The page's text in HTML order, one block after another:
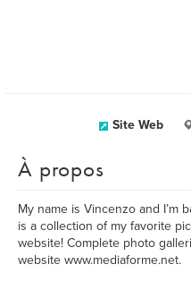
Site Web
À propos
My name is Vincenzo and I’m
is a collection of my favorite
website! Complete photo
website www.mediaforme.net.